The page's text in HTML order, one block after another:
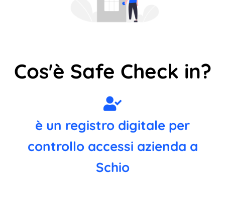
Cos'è Safe Check in?
è un registro digitale per
controllo accessi azienda a
Schio